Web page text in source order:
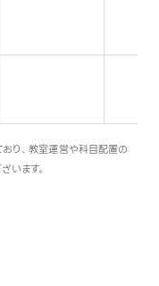
り、教室運営や科目配置の
います。